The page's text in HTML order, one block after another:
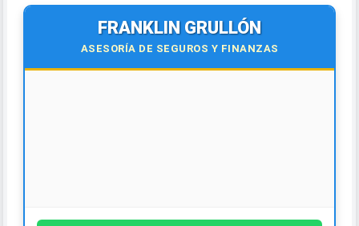
FRANKLIN GRULLÓN
ASESORÍA DE SEGUROS Y FINANZAS